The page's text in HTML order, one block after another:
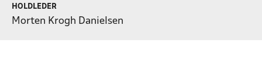
HOLDLEDER
Morten Krogh Danielsen